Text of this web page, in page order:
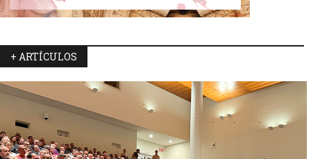
+ ARTÍCULOS